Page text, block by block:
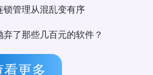
管理从混乱变有序
了那些几百元的软件？
看更多